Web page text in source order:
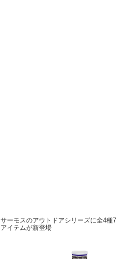
サーモスのアウトドアシリーズに全4種7
アイテムが新登場